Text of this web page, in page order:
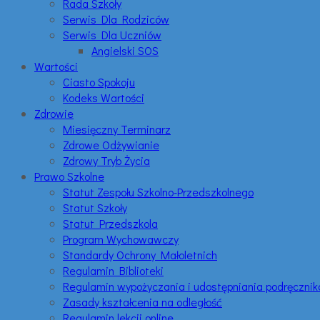
Rada Szkoły
Serwis Dla Rodziców
Serwis Dla Uczniów
Angielski SOS
Wartości
Ciasto Spokoju
Kodeks Wartości
Zdrowie
Miesięczny Terminarz
Zdrowe Odżywianie
Zdrowy Tryb Życia
Prawo Szkolne
Statut Zespołu Szkolno-Przedszkolnego
Statut Szkoły
Statut Przedszkola
Program Wychowawczy
Standardy Ochrony Małoletnich
Regulamin Biblioteki
Regulamin wypożyczania i udostępniania
Zasady kształcenia na odległość